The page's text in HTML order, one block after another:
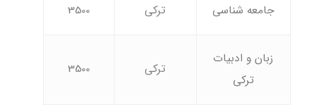
3500 ترکی جامعه شناسی
3500 ترکی
زبان و ادبیات
ترکی